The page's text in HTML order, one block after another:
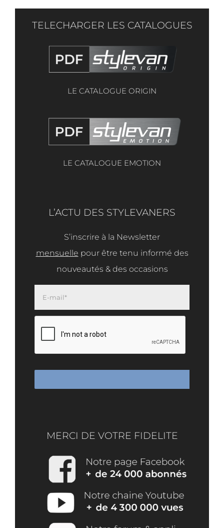
TELECHARGER LES CATALOGUES
LE CATALOGUE ORIGIN
LE CATALOGUE EMOTION
L’ACTU DES STYLEVANERS
S’inscrire à la Newsletter
mensuelle pour être tenu informé des
nouveautés & des occasions
MERCI DE VOTRE FIDELITE